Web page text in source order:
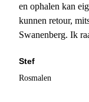
en ophalen kan
kunnen retour,
Swanenberg. Ik
Stef
Rosmalen